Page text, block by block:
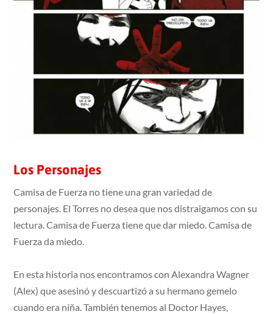
Los Personajes
Camisa de Fuerza no tiene una gran variedad de
personajes. El Torres no desea que nos distraigamos con su
lectura. Camisa de Fuerza tiene que dar miedo. Camisa de
Fuerza da miedo.
En esta historia nos encontramos con Alexandra Wagner
(Alex) que asesinó y descuartizó a su hermano gemelo
cuando era niña. También tenemos al Doctor Hayes,